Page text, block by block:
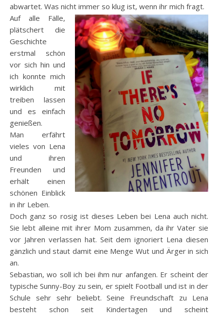
abwartet. Was nicht immer so klug ist, wenn ihr mich fragt.
Auf alle Fälle,
plätschert die
Geschichte
erstmal schön
vor sich hin und
ich konnte mich
wirklich mit
treiben lassen
und es einfach
genießen.
Man erfährt
vieles von Lena
und ihren
Freunden und
erhält einen
schönen Einblick
in ihr Leben.
Doch ganz so rosig ist dieses Leben bei Lena auch nicht.
Sie lebt alleine mit ihrer Mom zusammen, da ihr Vater sie
vor Jahren verlassen hat. Seit dem ignoriert Lena diesen
gänzlich und staut damit eine Menge Wut und Ärger in sich
an.
Sebastian, wo soll ich bei ihm nur anfangen. Er scheint der
typische Sunny-Boy zu sein, er spielt Football und ist in der
Schule sehr sehr beliebt. Seine Freundschaft zu Lena
besteht schon seit Kindertagen und scheint